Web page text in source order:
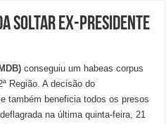
soltar ex-presidente
conseguiu um habeas corpus
Região. A decisão do
também beneficia todos os presos
na última quinta-feira, 21